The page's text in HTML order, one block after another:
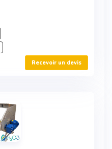
Recevoir un devis